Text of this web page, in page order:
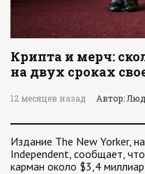
Крипта и мерч:
на двух сроках
12 месяцев назад Автор:
Издание The New Yorker,
Independent, сообщает,
карман около $3,4